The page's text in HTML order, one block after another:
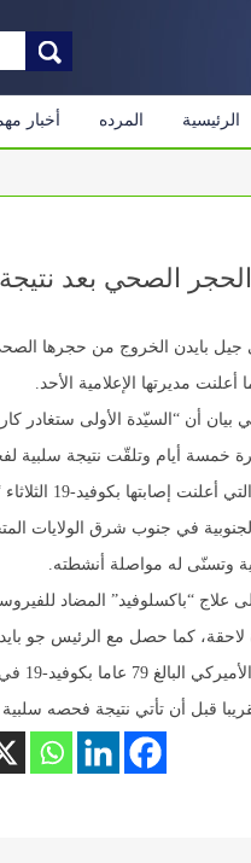
الرئيسية المرده أخبار
الحجر الصحي بعد
مديرتها الإعلامية الأحد.
أن “السيّدة الأولى ستغادر
أيام وتلقّت نتيجة سلبية لفحصي
في جنوب شرق الولايات
وتسنّى له مواصلة أنشطته.
علاج “باكسلوفيد” المضاد
لاحقة، كما حصل مع الرئيس جو
فقد
قبل أن تأتي نتيجة فحصه